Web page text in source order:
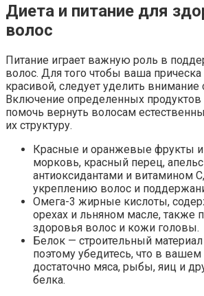
Диета и питание для
волос
Питание играет важную роль в
волос. Для того чтобы ваша
красивой, следует уделить внимание
Включение определенных
помочь вернуть волосам
их структуру.
Красные и оранжевые фрукты и
морковь, красный перец,
антиоксидантами и витамином
укреплению волос и
Омега-3 жирные кислоты,
орехах и льняном масле, также
здоровья волос и кожи головы.
Белок — строительный
поэтому убедитесь, что в
достаточно мяса, рыбы, яиц и
белка.